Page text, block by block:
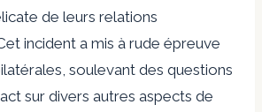
de leurs relations
incident a mis à rude épreuve
soulevant des questions
sur divers autres aspects de